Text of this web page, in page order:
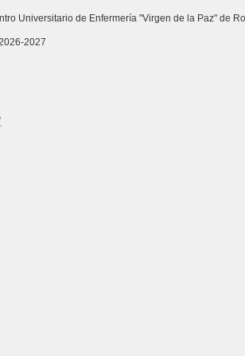
Universitario de Enfermería "Virgen de la Paz" de
2027